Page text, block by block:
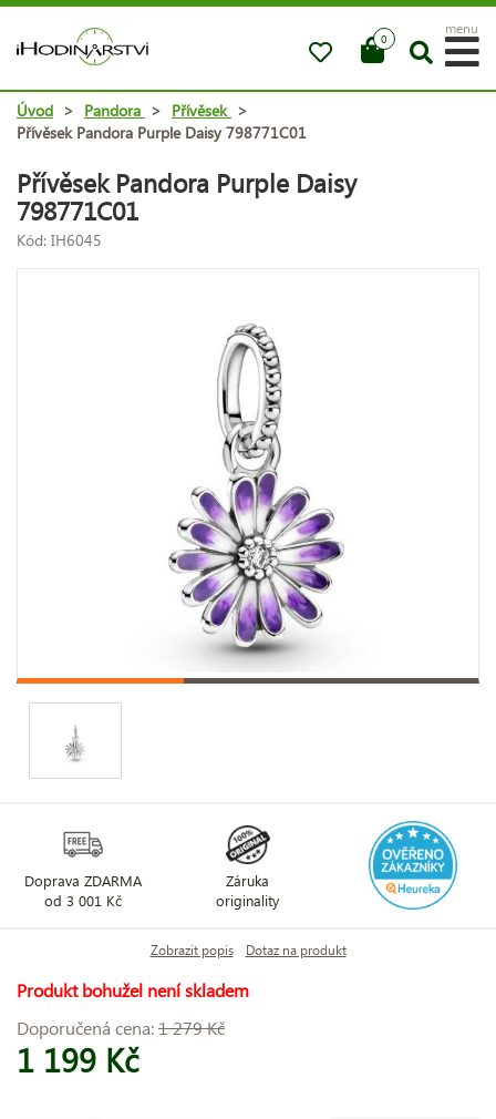
0
menu
Úvod > Pandora > Přívěsek >
Přívěsek Pandora Purple Daisy 798771C01
Přívěsek Pandora Purple Daisy
798771C01
Kód: IH6045
Doprava ZDARMA
od 3 001 Kč
Záruka
originality
Zobrazit popis Dotaz na produkt
Produkt bohužel není skladem
Doporučená cena:1 279 Kč
1 199 Kč